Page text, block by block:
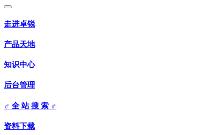
走进卓锐
产品天地
知识中心
后台管理
♂ 全 站 搜 索 ♂
资料下载